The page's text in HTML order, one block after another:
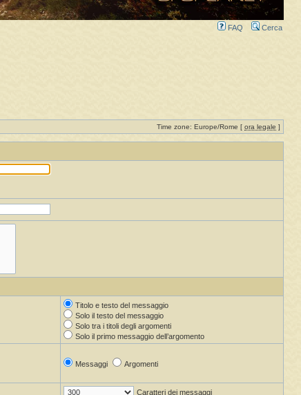
FAQ Cerca
Time zone: Europe/Rome [ ora legale ]
Titolo e testo del messaggio
Solo il testo del messaggio
Solo tra i titoli degli argomenti
Solo il primo messaggio dell’argomento
Messaggi Argomenti
Caratteri dei messaggi